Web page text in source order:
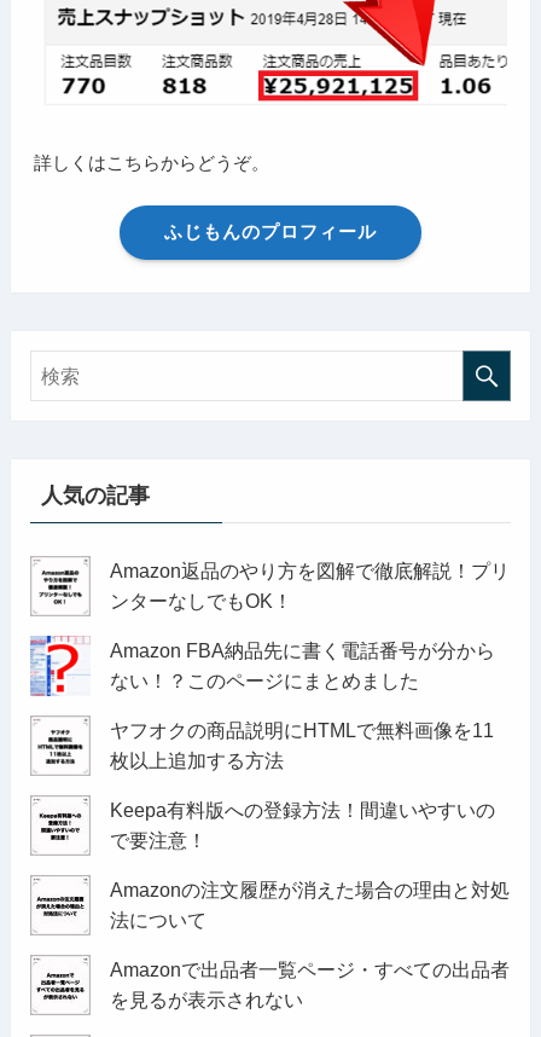
詳しくはこちらからどうぞ。
ふじもんのプロフィール
人気の記事
Amazon返品のやり方を図解で徹底解説！プリ
ンターなしでもOK！
Amazon FBA納品先に書く電話番号が分から
ない！？このページにまとめました
ヤフオクの商品説明にHTMLで無料画像を11
枚以上追加する方法
Keepa有料版への登録方法！間違いやすいの
で要注意！
Amazonの注文履歴が消えた場合の理由と対処
法について
Amazonで出品者一覧ページ・すべての出品者
を見るが表示されない